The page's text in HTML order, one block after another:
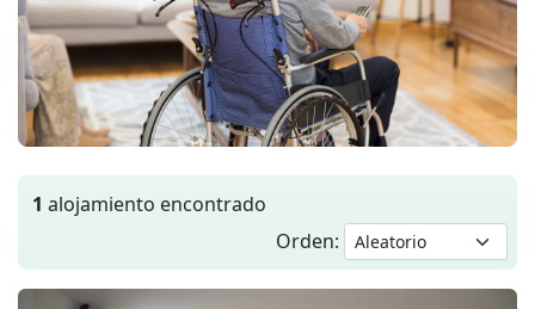
1 alojamiento encontrado
Orden: